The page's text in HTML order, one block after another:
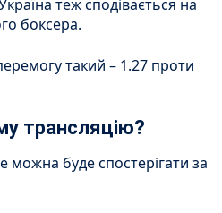
теж сподівається на
боксера.
такий – 1.27 проти
трансляцію?
можна буде спостерігати за